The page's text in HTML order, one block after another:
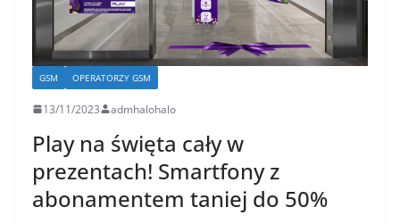
GSM OPERATORZY GSM
13/11/2023 admhalohalo
Play na święta cały w
prezentach! Smartfony z
abonamentem taniej do 50%